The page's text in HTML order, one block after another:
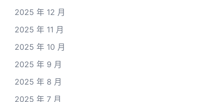
2025 年 12 月
2025 年 11 月
2025 年 10 月
2025 年 9 月
2025 年 8 月
2025 年 7 月